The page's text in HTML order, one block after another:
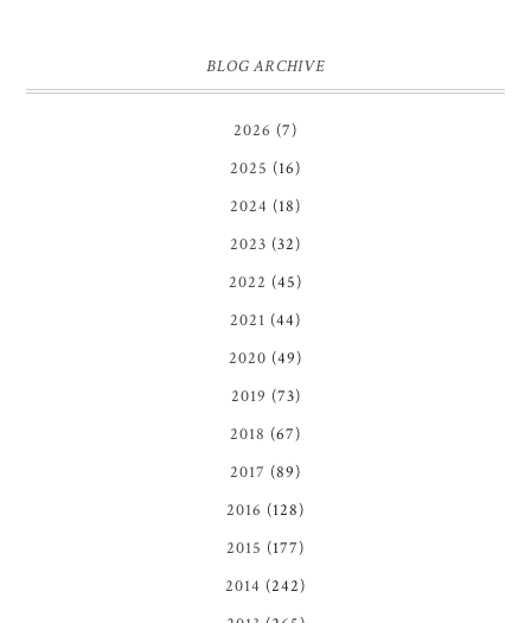
BLOG ARCHIVE
2026 (7)
2025 (16)
2024 (18)
2023 (32)
2022 (45)
2021 (44)
2020 (49)
2019 (73)
2018 (67)
2017 (89)
2016 (128)
2015 (177)
2014 (242)